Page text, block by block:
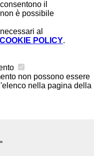
il
è possibile
al
COOKIE POLICY.
non possono essere
nella pagina della